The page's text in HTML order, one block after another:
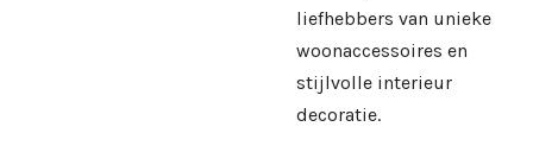
liefhebbers van unieke
woonaccessoires en
stijlvolle interieur
decoratie.